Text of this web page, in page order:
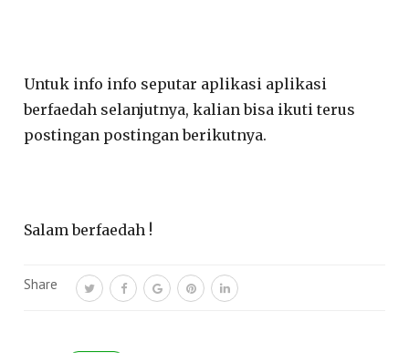
Untuk info info seputar aplikasi aplikasi
berfaedah selanjutnya, kalian bisa ikuti terus
postingan postingan berikutnya.
Salam berfaedah !
Share